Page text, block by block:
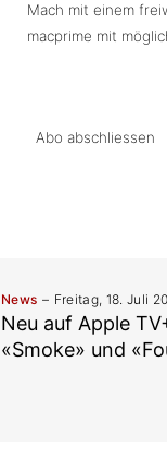
Mach mit einem
macprime mit
Abo abschliessen
News Freitag, 18. Juli
Neu auf Apple
«Smoke» und